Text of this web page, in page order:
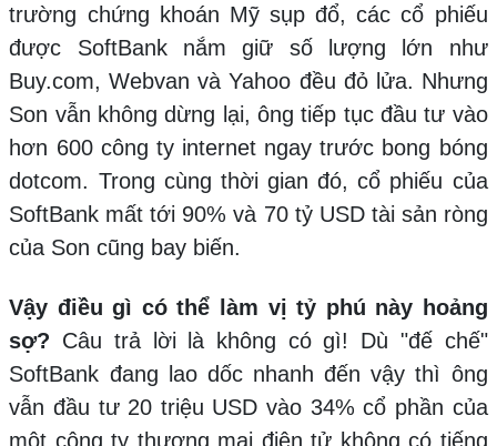
trường chứng khoán Mỹ sụp đổ, các cổ phiếu
được SoftBank nắm giữ số lượng lớn như
Buy.com, Webvan và Yahoo đều đỏ lửa. Nhưng
Son vẫn không dừng lại, ông tiếp tục đầu tư vào
hơn 600 công ty internet ngay trước bong bóng
dotcom. Trong cùng thời gian đó, cổ phiếu của
SoftBank mất tới 90% và 70 tỷ USD tài sản ròng
của Son cũng bay biến.
Vậy điều gì có thể làm vị tỷ phú này hoảng
sợ? Câu trả lời là không có gì! Dù "đế chế"
SoftBank đang lao dốc nhanh đến vậy thì ông
vẫn đầu tư 20 triệu USD vào 34% cổ phần của
một công ty thương mại điện tử không có tiếng